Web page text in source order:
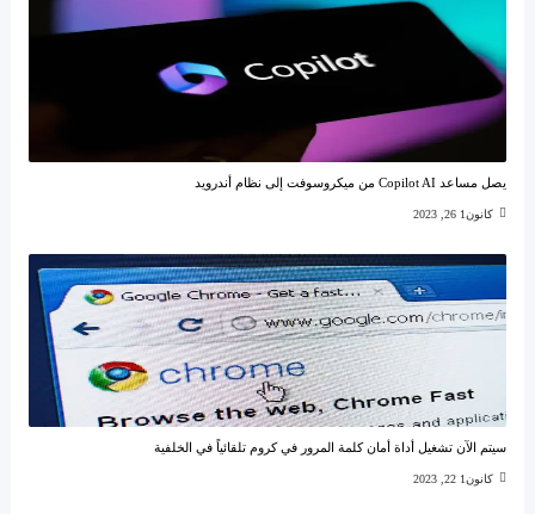
يصل مساعد Copilot AI من ميكروسوفت إلى نظام أندرويد
كانون1 26, 2023
سيتم الآن تشغيل أداة أمان كلمة المرور في كروم تلقائياً في الخلفية
كانون1 22, 2023